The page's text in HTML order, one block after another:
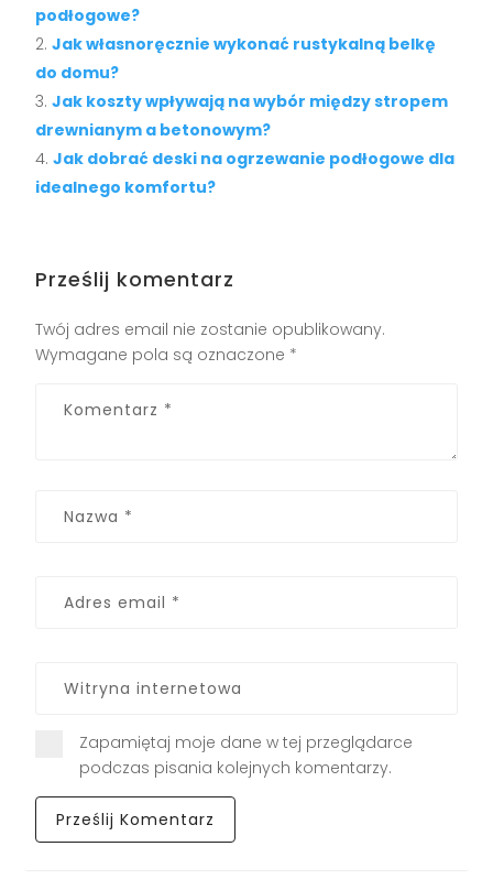
podłogowe?
Jak własnoręcznie wykonać rustykalną belkę
do domu?
Jak koszty wpływają na wybór między stropem
drewnianym a betonowym?
Jak dobrać deski na ogrzewanie podłogowe dla
idealnego komfortu?
Prześlij komentarz
Twój adres email nie zostanie opublikowany.
Wymagane pola są oznaczone *
Zapamiętaj moje dane w tej przeglądarce
podczas pisania kolejnych komentarzy.